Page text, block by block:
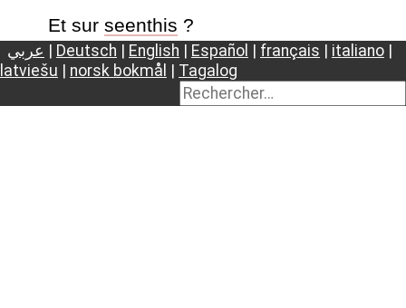
Et sur seenthis ?
عربي | Deutsch | English | Español | français | italiano |
latviešu | norsk bokmål | Tagalog